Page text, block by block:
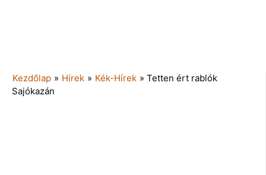
Kezdőlap » Hírek » Kék-Hírek » Tetten ért rablók
Sajókazán